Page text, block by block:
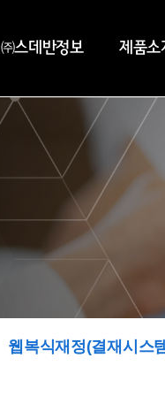
㈜스데반정보 제품소
웹복식재정(결재시스